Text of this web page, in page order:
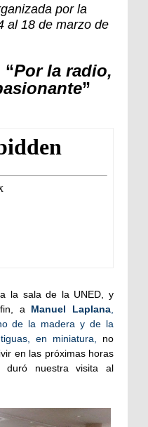
por la
al 18 de marzo de
“Por la radio,
”
la sala de la UNED, y
a Manuel Laplana,
de la madera y de la
en miniatura, no
en las próximas horas
duró nuestra visita al